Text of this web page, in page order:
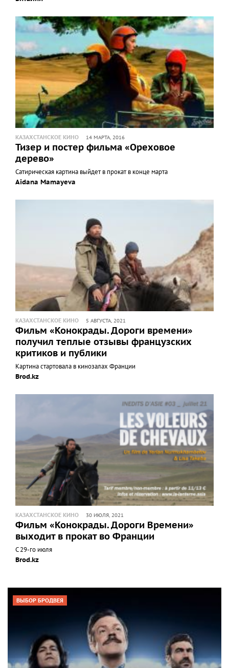
КАЗАХСТАНСКОЕ КИНО 14 МАРТА, 2016
Тизер и постер фильма «Ореховое
дерево»
Сатирическая картина выйдет в прокат в конце марта
Aidana Mamayeva
КАЗАХСТАНСКОЕ КИНО 5 АВГУСТА, 2021
Фильм «Конокрады. Дороги времени»
получил теплые отзывы французских
критиков и публики
Картина стартовала в кинозалах Франции
Brod.kz
КАЗАХСТАНСКОЕ КИНО 30 ИЮЛЯ, 2021
Фильм «Конокрады. Дороги Времени»
выходит в прокат во Франции
С 29-го июля
Brod.kz
ВЫБОР БРОДВЕЯ